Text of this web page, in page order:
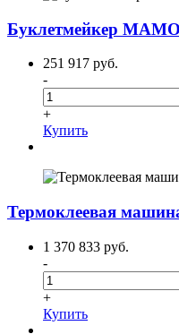
Буклетмейкер
251 917 руб.
-
+
Купить
Термоклеевая
1 370 833 руб.
-
+
Купить